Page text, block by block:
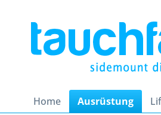
Home Ausrüstung